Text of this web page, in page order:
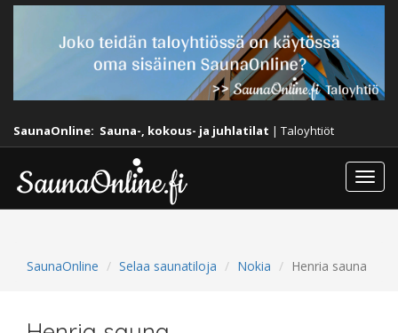
SaunaOnline: Sauna-, kokous- ja juhlatilat | Taloyhtiöt
SaunaOnline Selaa saunatiloja Nokia Henria sauna